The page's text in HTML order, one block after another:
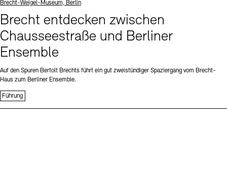
Standort
Brecht-Weigel-Museum, Berlin
Brecht entdecken zwischen
Chausseestraße und Berliner
Ensemble
Auf den Spuren Bertolt Brechts führt ein gut zweistündiger Spaziergang vom Brecht-
Haus zum Berliner Ensemble.
Führung